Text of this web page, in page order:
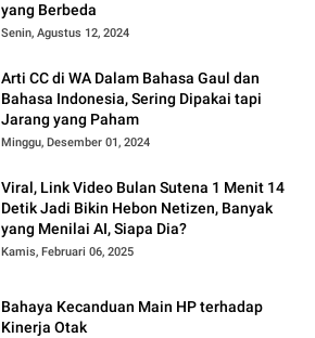
yang Berbeda
Senin, Agustus 12, 2024
Arti CC di WA Dalam Bahasa Gaul dan
Bahasa Indonesia, Sering Dipakai tapi
Jarang yang Paham
Minggu, Desember 01, 2024
Viral, Link Video Bulan Sutena 1 Menit 14
Detik Jadi Bikin Hebon Netizen, Banyak
yang Menilai AI, Siapa Dia?
Kamis, Februari 06, 2025
Bahaya Kecanduan Main HP terhadap
Kinerja Otak